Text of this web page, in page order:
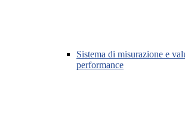
Sistema di misurazione e
performance